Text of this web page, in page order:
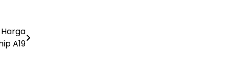
A19